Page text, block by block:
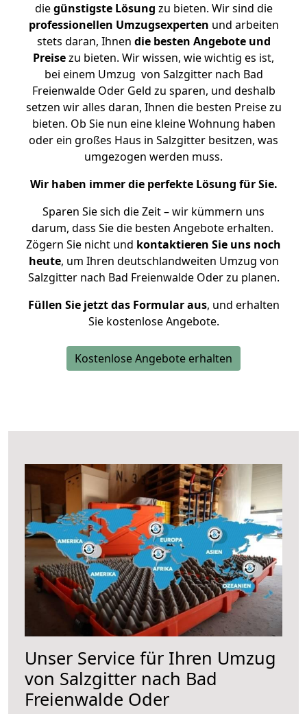
diegünstigste Lösung zu bieten. Wir sind die
professionellen Umzugsexperten und arbeiten
stets daran, Ihnen die besten Angebote und
Preisezu bieten. Wir wissen, wie wichtig es ist,
bei einem Umzug von Salzgitter nach Bad
Freienwalde Oder Geld zu sparen, und deshalb
setzen wir alles daran, Ihnen die besten Preise zu
bieten. Ob Sie nun eine kleine Wohnung haben
oder ein großes Haus in Salzgitter besitzen, was
umgezogen werden muss.
Wir haben immer die perfekte Lösung für Sie.
Sparen Sie sich die Zeit – wir kümmern uns
darum, dass Sie die besten Angebote erhalten.
Zögern Sie nicht und kontaktieren Sie uns noch
heute, um Ihren deutschlandweiten Umzug von
Salzgitter nach Bad Freienwalde Oder zu planen.
Füllen Sie jetzt das Formular aus, und erhalten
Sie kostenlose Angebote.
Kostenlose Angebote erhalten
Unser Service für Ihren Umzug
von Salzgitter nach Bad
Freienwalde Oder